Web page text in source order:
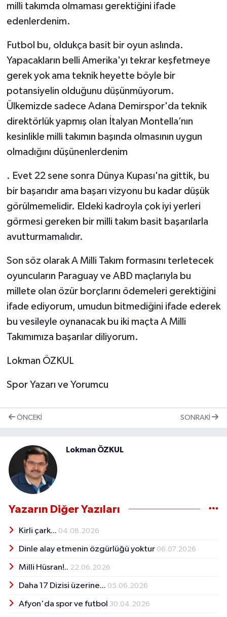
milli takımda olmaması gerektiğini ifade
edenlerdenim.
Futbol bu, oldukça basit bir oyun aslında.
Yapacakların belli Amerika'yı tekrar keşfetmeye
gerek yok ama teknik heyette böyle bir
potansiyelin olduğunu düşünmüyorum.
Ülkemizde sadece Adana Demirspor'da teknik
direktörlük yapmış olan İtalyan Montella’nın
kesinlikle milli takımın başında olmasının uygun
olmadığını düşünenlerdenim
. Evet 22 sene sonra Dünya Kupası'na gittik, bu
bir başarıdır ama başarı vizyonu bu kadar düşük
görülmemelidir. Eldeki kadroyla çok iyi yerleri
görmesi gereken bir milli takım basit başarılarla
avutturmamalıdır.
Son söz olarak A Milli Takım formasını terletecek
oyuncuların Paraguay ve ABD maçlarıyla bu
millete olan özür borçlarını ödemeleri gerektiğini
ifade ediyorum, umudun bitmediğini ifade ederek
bu vesileyle oynanacak bu iki maçta A Milli
Takımımıza başarılar diliyorum.
Lokman ÖZKUL
Spor Yazarı ve Yorumcu
ÖNCEKI SONRAKI
Lokman ÖZKUL
Yazarın Diğer Yazıları
Kirli çark... 04.08.2026
Dinle alay etmenin özgürlüğü yoktur 06.07.2026
Milli Hüsran!.. 22.06.2026
Daha 17 Dizisi üzerine... 05.06.2026
Afyon'da spor ve futbol 30.04.2026